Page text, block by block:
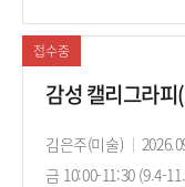
간
접수중
감성 캘리그라
강
사
김은주(미술)
강
의
금 10:00-11:30 (9.4-